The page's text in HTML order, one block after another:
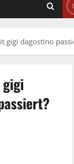
gigi dagostino